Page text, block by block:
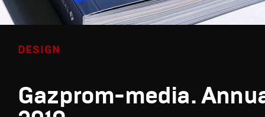
DESIGN
Gazprom-media.